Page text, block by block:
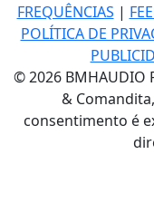
FREQUÊNCIAS |
POLÍTICA DE
© 2026 BMHAUDIO
&
consentimento é